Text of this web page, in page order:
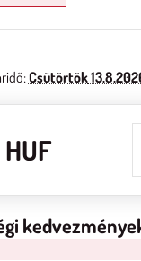
Csütörtök